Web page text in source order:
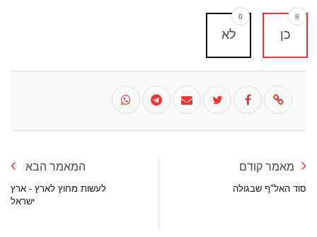
כן
8
לא
0
מאמר קודם
סוד האל"ף שבגולה
המאמר הבא
לעשות מחוץ לארץ - ארץ
ישראל